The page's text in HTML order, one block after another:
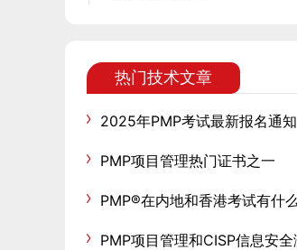
热门技术文章
2025年PMP考试最新报名通知
PMP项目管理热门证书之一